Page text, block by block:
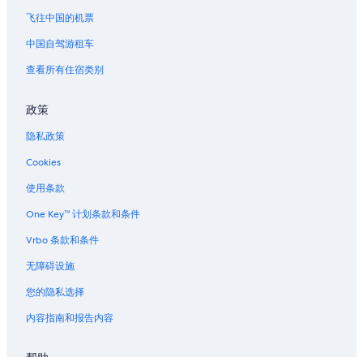
飞往中国的机票
中国自驾游租车
查看所有住宿类别
政策
隐私政策
Cookies
使用条款
One Key™ 计划条款和条件
Vrbo 条款和条件
无障碍设施
您的隐私选择
内容指南和报告内容